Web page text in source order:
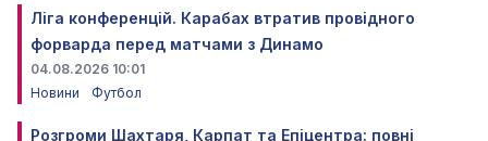
Ліга конференцій. Карабах втратив провідного
форварда перед матчами з Динамо
04.08.2026 10:01
Новини
Футбол
Розгроми Шахтаря, Карпат та Епіцентра: повні